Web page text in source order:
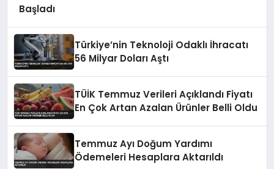
Başladı
Türkiye’nin Teknoloji Odaklı İhracatı
56 Milyar Doları Aştı
TÜİK Temmuz Verileri Açıklandı Fiyatı
En Çok Artan Azalan Ürünler Belli Oldu
Temmuz Ayı Doğum Yardımı
Ödemeleri Hesaplara Aktarıldı